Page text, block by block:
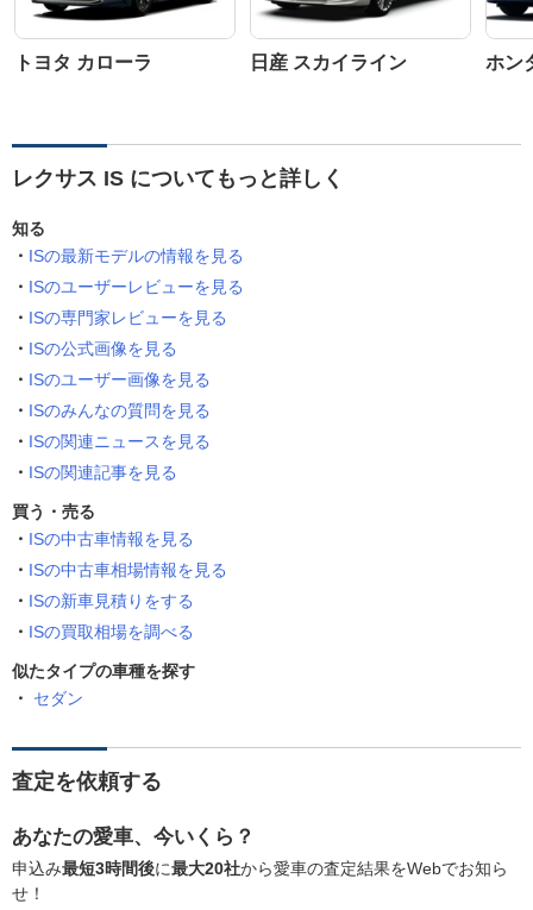
トヨタ カローラ 日産 スカイライン ホン
レクサス IS についてもっと詳しく
知る
ISの最新モデルの情報を見る
ISのユーザーレビューを見る
ISの専門家レビューを見る
ISの公式画像を見る
ISのユーザー画像を見る
ISのみんなの質問を見る
ISの関連ニュースを見る
ISの関連記事を見る
買う・売る
ISの中古車情報を見る
ISの中古車相場情報を見る
ISの新車見積りをする
ISの買取相場を調べる
似たタイプの車種を探す
セダン
査定を依頼する
あなたの愛車、今いくら？
申込み最短3時間後に最大20社から愛車の査定結果をWebでお知ら
せ！